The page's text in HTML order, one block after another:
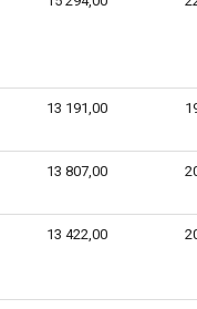
13 191,00
13 807,00
13 422,00